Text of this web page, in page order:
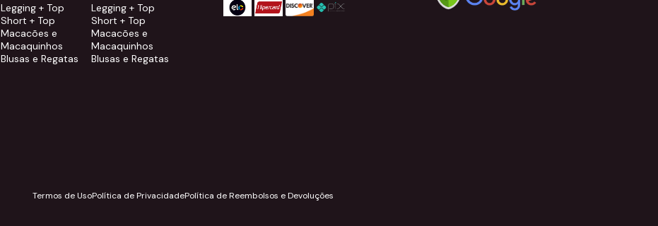
Legging + Top
Short + Top
Macacões e
Macaquinhos
Blusas e Regatas
Legging + Top
Short + Top
Macacões e
Macaquinhos
Blusas e Regatas
Termos de UsoPolítica de PrivacidadePolítica de Reembolsos e Devoluções